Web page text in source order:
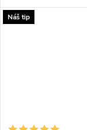
harmonickém těle se
příjemný nádech
Náš tip